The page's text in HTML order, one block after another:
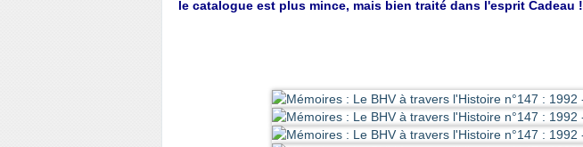
le catalogue est plus mince, mais bien traité dans l'esprit Cadeau !